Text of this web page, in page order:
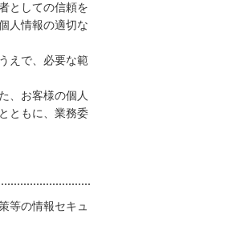
としての信頼を
人情報の適切な
えで、必要な範
、お客様の個人
ともに、業務委
等の情報セキュ